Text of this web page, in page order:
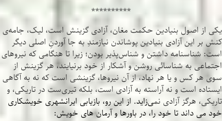
**********
یکی از اصول بنیادین حکمت مغان، آزادی گزینش است، لیک، جامه‌ی
کنش بر این آزادی بنیادین پوشاندن نیازمندِ به جا آوردنِ اصلی دیگر
است: شناسنامه داشتن و شناس‌پذیر بودن؛ زیرا تا هنگامی که نیروهای
اجتماعی به شناسائی روشن و آشکار از خود برنیایند، هر گزینش از
سوی هر کس و یا هر نهاد، از آن نیروها، گزینشی است که نه به آگاهی
ایستاده است و نه آراسته به آزادی است، بلکه تیری‌ست در تاریکی، و
تاریکی، هرگز آزادی نمی‌زاید. از این رو، بازیابی ایرانشهری خویشکاری
خود می داند تا خود را، در باورها و آرمان های خویش: